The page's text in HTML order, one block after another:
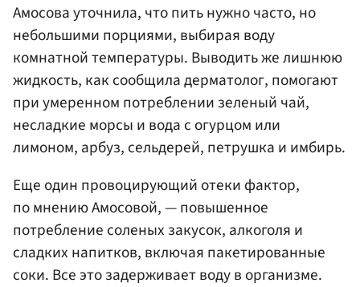
Амосова уточнила, что пить нужно часто, но
небольшими порциями, выбирая воду
комнатной температуры. Выводить же лишнюю
жидкость, как сообщила дерматолог, помогают
при умеренном потреблении зеленый чай,
несладкие морсы и вода с огурцом или
лимоном, арбуз, сельдерей, петрушка и имбирь.
Еще один провоцирующий отеки фактор,
по мнению Амосовой, — повышенное
потребление соленых закусок, алкоголя и
сладких напитков, включая пакетированные
соки. Все это задерживает воду в организме.